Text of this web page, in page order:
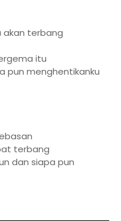
akan terbang
itu
pun menghentikanku
terbang
dan siapa pun